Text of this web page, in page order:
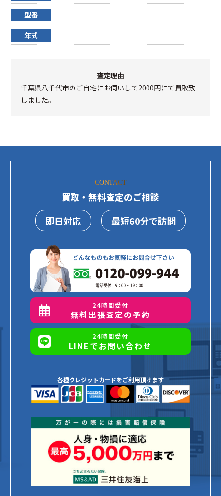
型番
年式
査定理由
千葉県八千代市のご自宅にお伺いして2000円にて買取致
しました。
CONTACT
買取・無料査定のご相談
即日対応
最短60分で訪問
24時間受付
無料出張査定の予約
24時間受付
LINEでお問い合わせ
各種クレジットカードをご利用頂けます